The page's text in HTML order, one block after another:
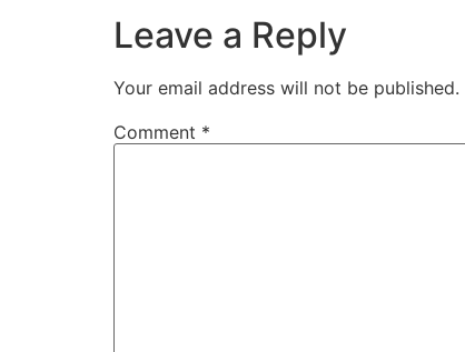
Leave a Reply
Your email address will not be published.
Comment *